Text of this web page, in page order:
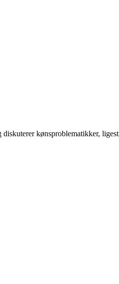
kønsproblematikker,